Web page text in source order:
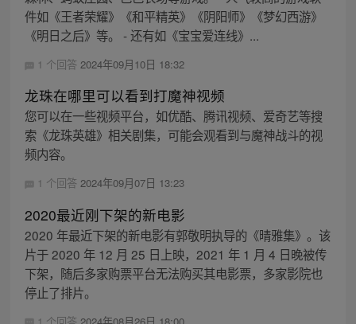
件如《王者荣耀》《和平精英》《阴阳师》《梦幻西游》
《明日之后》等。 - 还有如《宝宝爱连线》...
1 个回答 2024年09月10日 18:32
龙珠在哪里可以看到打魔神视频
您可以在一些视频平台，如优酷、腾讯视频、爱奇艺等搜
索《龙珠英雄》相关剧集，可能会观看到与魔神战斗的视
频内容。
1 个回答 2024年09月07日 13:23
2020最近刚下架的新电影
2020 年最近下架的新电影有郭敬明执导的《晴雅集》。该
片于 2020 年 12 月 25 日上映，2021 年 1 月 4 日晚被传
下架，随后多家购票平台无法购买其电影票，多家影院也
停止了排片。
1 个回答 2024年08月26日 18:00